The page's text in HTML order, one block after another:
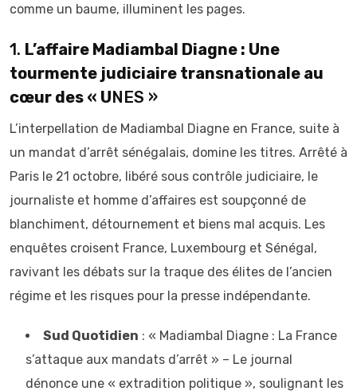
comme un baume, illuminent les pages.
1. L’affaire Madiambal Diagne : Une
tourmente judiciaire transnationale au
cœur des « UNES »
L’interpellation de Madiambal Diagne en France, suite à
un mandat d’arrêt sénégalais, domine les titres. Arrêté à
Paris le 21 octobre, libéré sous contrôle judiciaire, le
journaliste et homme d’affaires est soupçonné de
blanchiment, détournement et biens mal acquis. Les
enquêtes croisent France, Luxembourg et Sénégal,
ravivant les débats sur la traque des élites de l’ancien
régime et les risques pour la presse indépendante.
Sud Quotidien : « Madiambal Diagne : La France
s’attaque aux mandats d’arrêt » – Le journal
dénonce une « extradition politique », soulignant les